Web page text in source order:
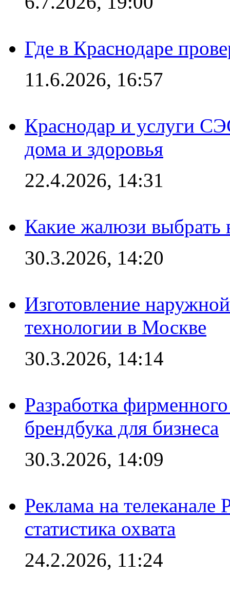
Где в Краснодаре
11.6.2026, 16:57
Краснодар и услуги
дома и здоровья
22.4.2026, 14:31
Какие жалюзи выбрать
30.3.2026, 14:20
Изготовление
технологии в Москве
30.3.2026, 14:14
Разработка
брендбука для бизнеса
30.3.2026, 14:09
Реклама на
статистика охвата
24.2.2026, 11:24